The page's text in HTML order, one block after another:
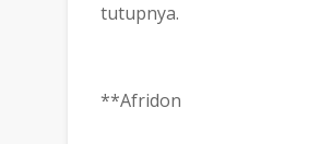
tutupnya.
**Afridon